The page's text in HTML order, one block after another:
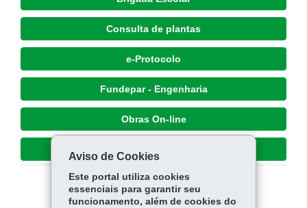
Consulta de plantas
e-Protocolo
Fundepar - Engenharia
Obras On-line
COMPARTILHE:
Aviso de Cookies
Este portal utiliza cookies
essenciais para garantir seu
funcionamento, além de cookies do